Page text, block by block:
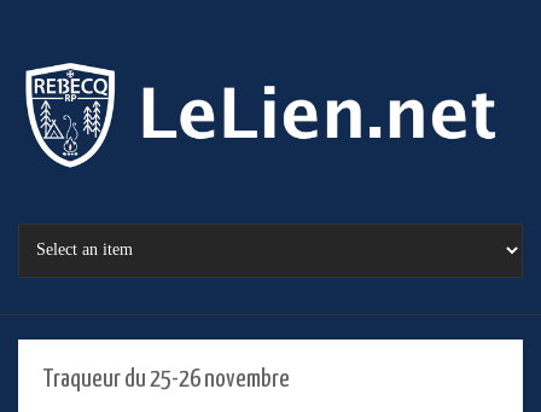
Traqueur du 25-26 novembre